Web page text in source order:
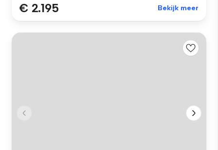
€ 2.195 Bekijk meer